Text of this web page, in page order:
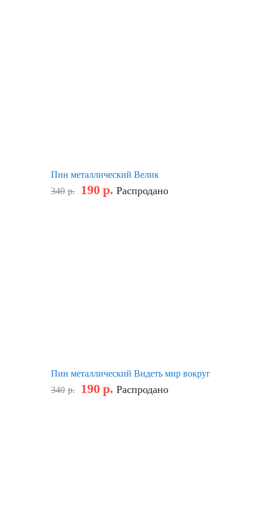
Пин металлический Велик
340 р. 190 р. Распродано
Пин металлический Видеть мир вокруг
340 р. 190 р. Распродано